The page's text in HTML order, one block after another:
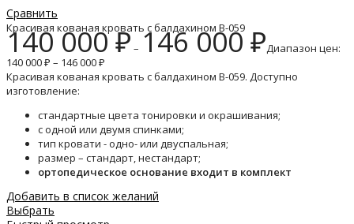
Сравнить
Красивая кованая кровать с балдахином B-059
140 000₽– 146 000₽Диапазон цен:
140 000 ₽ – 146 000 ₽
Красивая кованая кровать с балдахином B-059. Доступно
изготовление:
стандартные цвета тонировки и окрашивания;
с одной или двумя спинками;
тип кровати - одно- или двуспальная;
размер – стандарт, нестандарт;
ортопедическое основание входит в комплект
Добавить в список желаний
Выбрать